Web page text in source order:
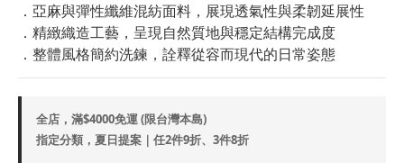
．亞麻與彈性纖維混紡面料，展現透氣性與柔韌延展性
．精緻織造工藝，呈現自然質地與穩定結構完成度
．整體風格簡約洗鍊，詮釋從容而現代的日常姿態
全店，滿$4000免運 (限台灣本島)
指定分類，夏日提案｜任2件9折、3件8折